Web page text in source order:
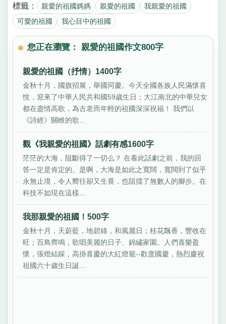
標籤： 親愛的祖國媽媽 親愛的祖國
我親愛的祖國
可愛的祖國
我心目中的祖國
您正在瀏覽： 親愛的祖國作文800字
親愛的祖國（抒情）1400字
金秋十月，國旗招展，舉國同慶。今天全國各族人民滿懷喜
悅，迎來了中華人民共和國59歲生日；大江南北的中華兒女
都在盡情高歌，為古老而年輕的祖國深深祝福！ 我們以
《詩經》關睢的歌...
觀《我親愛的祖國》話劇有感1600字
茫茫的大海，阻斷得了一切么？ 在看此話劇之前，我的回
答一定是肯定的。是啊，大海是如此之寬闊，寬闊到了似乎
永無止境，令人嚮往卻又生畏，也阻擋了無數人的腳步。在
科技不如現在這樣...
我那親愛的祖國！500字
金秋十月，天蔚藍，地碧綠，和風麗日；桂花飄香，豐收在
旺；百鳥齊鳴，歌唱美麗的日子、錦繡家園。人們喜樂盈
懷，張燈結綵，高掛喜慶的大紅燈籠--歡度國慶，熱烈慶祝
祖國六十歲生日誕...